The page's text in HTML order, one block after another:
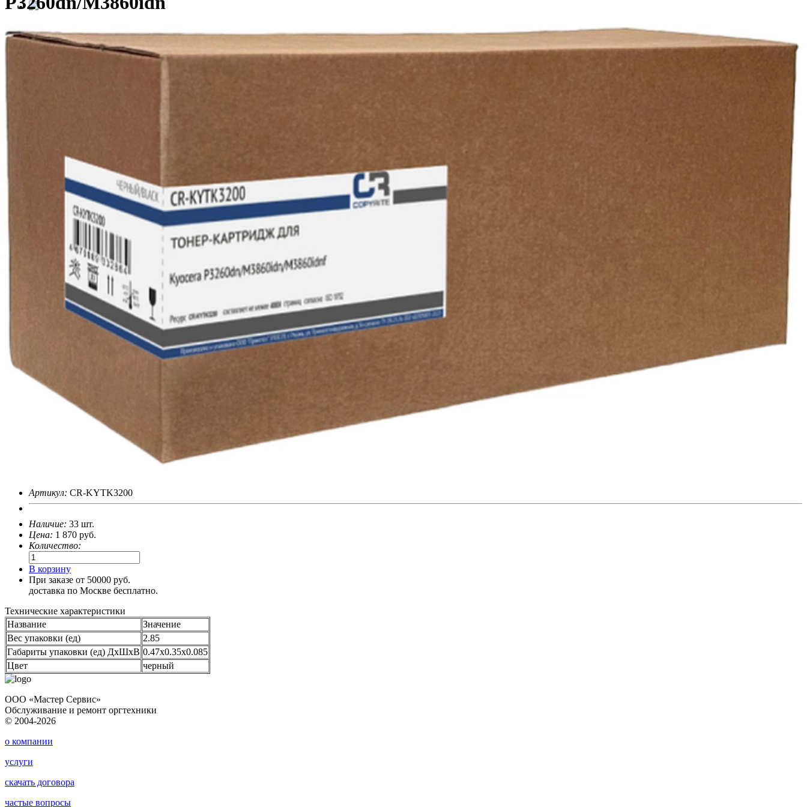
Сотрудничество с G&G
Компания G&G объявляет о начале развития собственной сети
сервисных центров на территории России
Первым партнёром по сервису в категориях «Расходные материалы» и
«Устройства печати» G&G стал московский сервисный центр «Мастер-Сервис»
>24
лет на рынке обслуживания оргтехники и поставок расходных материалов
сертифицированных специалистов по ремонту и поддержке устройств печати
наименований расходных материалов, запчастей и более 16 000 товаров под заказ
Артикул: CR-KYTK3200
Наличие: 33 шт.
Цена: 1 870 руб.
Количество:
В корзину
При заказе от 50000 руб.
доставка по Москве бесплатно.
Технические характеристики
Название
Значение
Вес упаковки (ед)
2.85
Габариты упаковки (ед) ДхШхВ 0.47x0.35x0.085
Цвет
черный
ООО «Мастер Сервис»
Обслуживание и ремонт оргтехники
© 2004-2026
о компании
услуги
скачать договора
частые вопросы